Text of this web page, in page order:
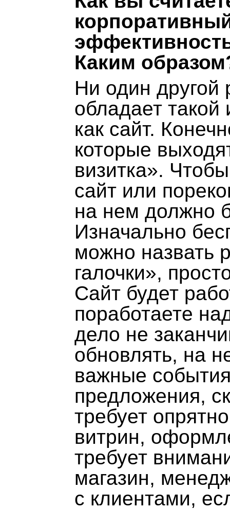
Каким
Ни один другой
обладает
как сайт.
которые
визитка».
сайт или
на нем должно
Изначально
можно назвать
галочки»,
Сайт будет
поработаете
дело не
обновлять, на
важные
предложения,
требует
витрин,
требует
магазин,
с клиентами,